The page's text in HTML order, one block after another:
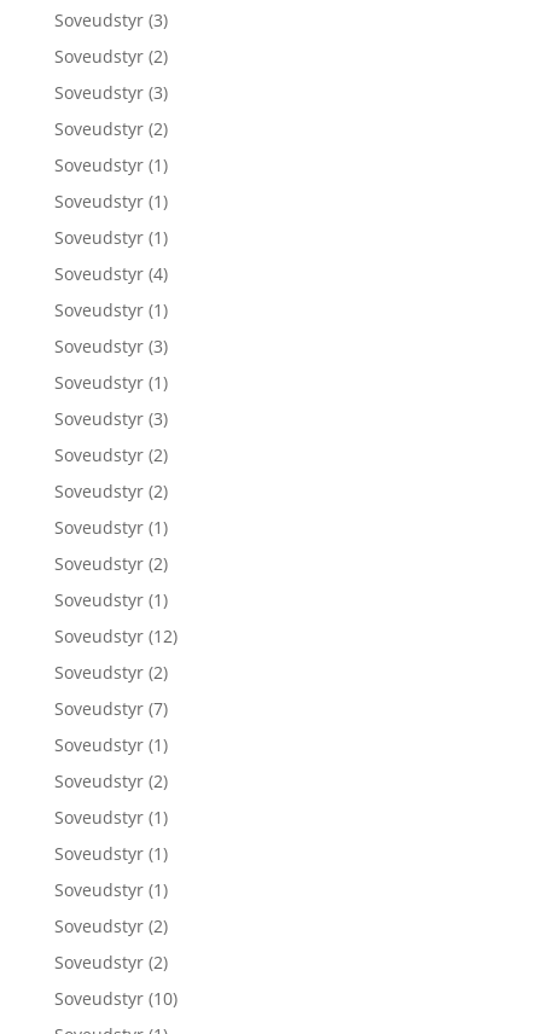
Soveudstyr (3)
Soveudstyr (2)
Soveudstyr (3)
Soveudstyr (2)
Soveudstyr (1)
Soveudstyr (1)
Soveudstyr (1)
Soveudstyr (4)
Soveudstyr (1)
Soveudstyr (3)
Soveudstyr (1)
Soveudstyr (3)
Soveudstyr (2)
Soveudstyr (2)
Soveudstyr (1)
Soveudstyr (2)
Soveudstyr (1)
Soveudstyr (12)
Soveudstyr (2)
Soveudstyr (7)
Soveudstyr (1)
Soveudstyr (2)
Soveudstyr (1)
Soveudstyr (1)
Soveudstyr (1)
Soveudstyr (2)
Soveudstyr (2)
Soveudstyr (10)